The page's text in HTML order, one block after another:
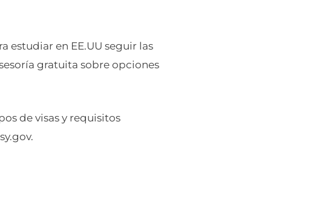
estudiar en EE.UU seguir las
gratuita sobre opciones
de visas y requisitos